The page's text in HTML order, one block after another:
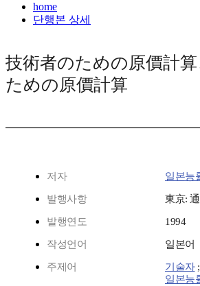
home
단행본 상세
技術者のための原價計
ための原價計算
저자 일본능
발행사항 東京:
발행연도 1994
작성언어 일본어
주제어 기술자;
일본능